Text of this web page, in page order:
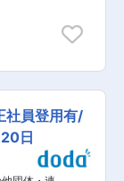
社員登用有/
日